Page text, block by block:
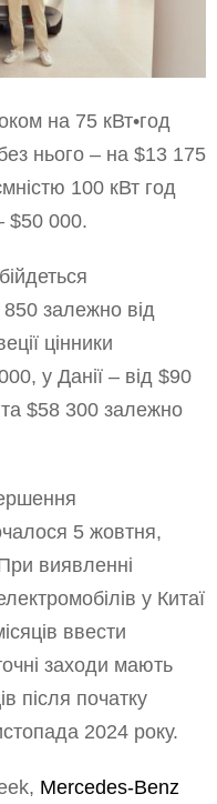
на 75 кВт•год
нього – на $13 175
100 кВт год
$50 000.
залежно від
цінники
у Данії – від $90
та $58 300 залежно
5 жовтня,
виявленні
у Китаї
ввести
заходи мають
після початку
2024 року.
Mercedes-Benz